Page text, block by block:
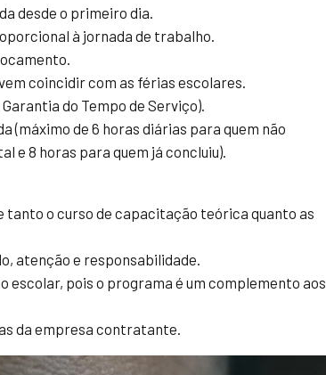
desde o primeiro dia.
à jornada de trabalho.
coincidir com as férias escolares.
Garantia do Tempo de Serviço).
(máximo de 6 horas diárias para quem não
e 8 horas para quem já concluiu).
tanto o curso de capacitação teórica quanto as
atenção e responsabilidade.
escolar, pois o programa é um complemento aos
da empresa contratante.